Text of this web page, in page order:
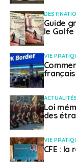
construction a
années,
écologiques :
recours à des
Québec, les
concerne
celles de l’Estrie
Sherbrooke), de
Quels
L’activité
professions :
Guide
le Golfe
VIE
Loi
des
VIE
CFE :